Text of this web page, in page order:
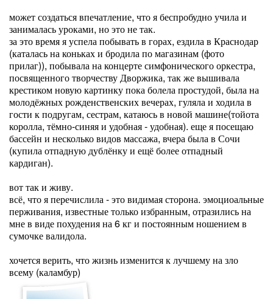
может создаться впечатление, что я беспробудно учила и
занималась уроками, но это не так.
за это время я успела побывать в горах, ездила в Краснодар
(каталась на коньках и бродила по магазинам (фото
прилаг)), побывала на концерте симфонического оркестра,
посвященного творчеству Дворжика, так же вышивала
крестиком новую картинку пока болела простудой, была на
молодёжных рожденственских вечерах, гуляла и ходила в
гости к подругам, сестрам, катаюсь в новой машине(тойота
королла, тёмно-синяя и удобная - удобная). еще я посещаю
бассейн и несколько видов массажа, вчера была в Сочи
(купила отпадную дублёнку и ещё более отпадный
кардиган).
вот так и живу.
всё, что я перечислила - это видимая сторона. эмоциоальные
перживания, известные только избранным, отразились на
мне в виде похудения на 6 кг и постоянным ношением в
сумочке валидола.
хочется верить, что жизнь изменится к лучшему на зло
всему (каламбур)